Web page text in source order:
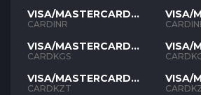
VISA/MASTERCARD
INR
CARDINR
VISA/MASTERCARD
KGS
CARDKGS
VISA/MASTERCARD
KZT
CARDKZT
VISA/
INR
VISA/
KGS
VISA/
KZT